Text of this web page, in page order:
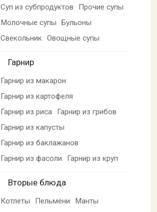
Суп из субпродуктов
Прочие супы
Молочные супы
Бульоны
Свекольник Овощные супы
Гарнир
Гарнир из макарон
Гарнир из картофеля
Гарнир из риса
Гарнир из грибов
Гарнир из капусты
Гарнир из баклажанов
Гарнир из фасоли
Гарнир из круп
Вторые блюда
Котлеты Пельмени
Манты